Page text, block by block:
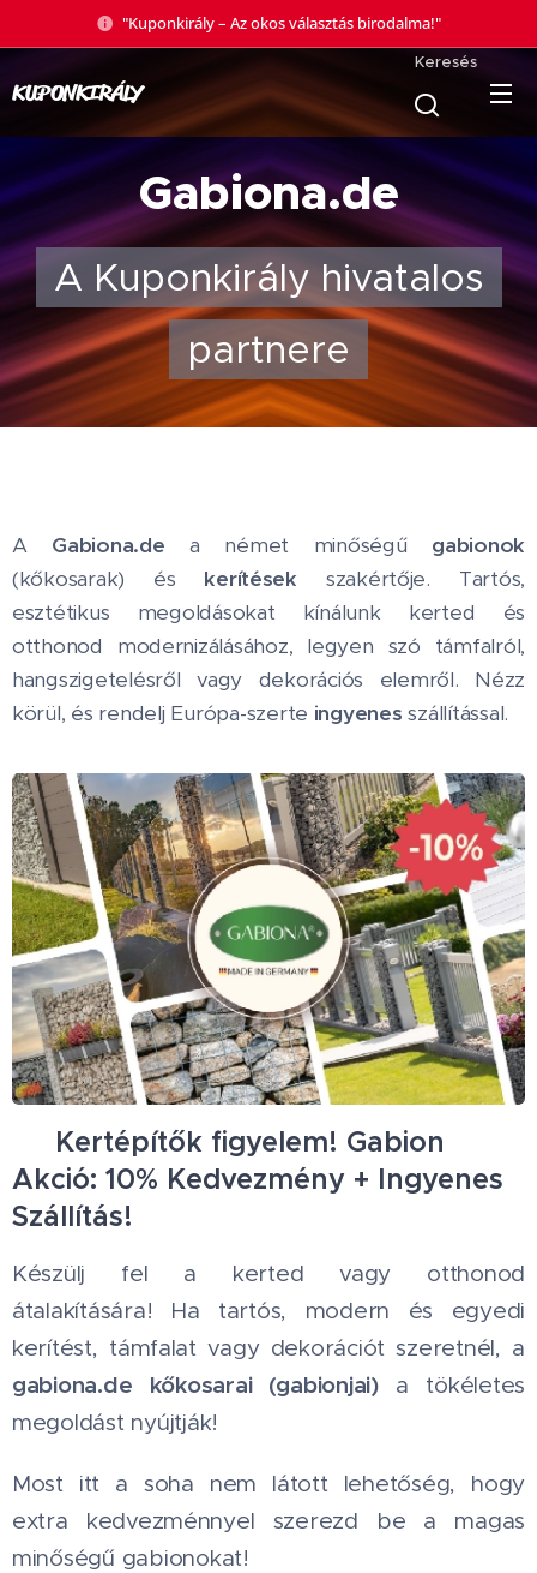
"Kuponkirály – Az okos választás birodalma!"
KUPONKIRÁLY
Keresés
Gabiona.de
A Kuponkirály hivatalos
partnere
A Gabiona.de a német minőségű gabionok
(kőkosarak) és kerítések szakértője. Tartós,
esztétikus megoldásokat kínálunk kerted és
otthonod modernizálásához, legyen szó támfalról,
hangszigetelésről vagy dekorációs elemről. Nézz
körül, és rendelj Európa-szerte ingyenes szállítással.
💎 Kertépítők figyelem! Gabion
Akció: 10% Kedvezmény + Ingyenes
Szállítás! 🌍
Készülj fel a kerted vagy otthonod
átalakítására! Ha tartós, modern és egyedi
kerítést, támfalat vagy dekorációt szeretnél, a
gabiona.de kőkosarai (gabionjai)a tökéletes
megoldást nyújtják!
Most itt a soha nem látott lehetőség, hogy
extra kedvezménnyel szerezd be a magas
minőségű gabionokat!